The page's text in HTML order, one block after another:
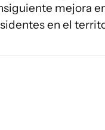
mejora
en el